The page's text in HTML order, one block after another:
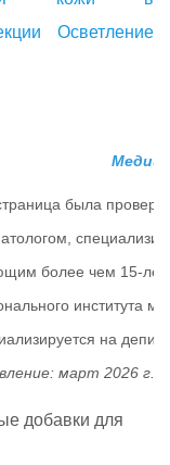
Осветление
была
более чем 15-
института
на
март 2026 г.
добавки для